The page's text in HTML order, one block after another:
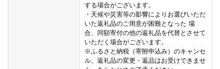
する場合がございます。
・天候や災害等の影響によりお選びいただ
いた返礼品のご用意が困難となった 場
合、同額寄付の他の返礼品を代替とさせて
いただく場合がございます。
※ふるさと納税（寄附申込み）のキャンセ
ル、返礼品の変更・返品はお受けできませ